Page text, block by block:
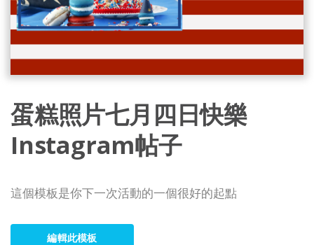
蛋糕照片七月四日快樂
Instagram帖子
這個模板是你下一次活動的一個很好的起點
編輯此模板